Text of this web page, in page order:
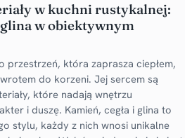
w kuchni rustykalnej:
glina w obiektywnym
przestrzeń, która zaprasza ciepłem,
do korzeni. Jej sercem są
które nadają wnętrzu
i duszę. Kamień, cegła i glina to
stylu, każdy z nich wnosi unikalne